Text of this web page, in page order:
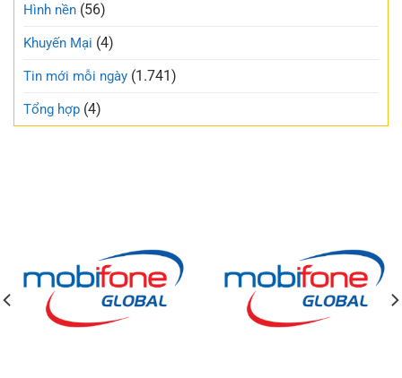
Hình nền (56)
Khuyến Mại (4)
Tin mới mỗi ngày (1.741)
Tổng hợp (4)